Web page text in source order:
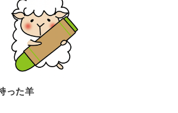
った羊